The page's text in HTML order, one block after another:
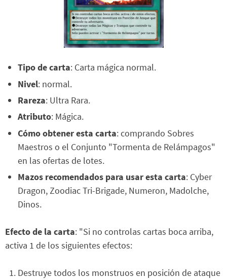
Tipo de carta: Carta mágica normal.
Nivel: normal.
Rareza: Ultra Rara.
Atributo: Mágica.
Cómo obtener esta carta: comprando Sobres
Maestros o el Conjunto "Tormenta de Relámpagos"
en las ofertas de lotes.
Mazos recomendados para usar esta carta: Cyber
Dragon, Zoodiac Tri-Brigade, Numeron, Madolche,
Dinos.
Efecto de la carta: "Si no controlas cartas boca arriba,
activa 1 de los siguientes efectos:
Destruye todos los monstruos en posición de ataque